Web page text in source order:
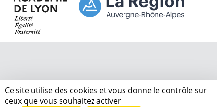
Ce site utilise des cookies et vous donne le contrôle sur
ceux que vous souhaitez activer